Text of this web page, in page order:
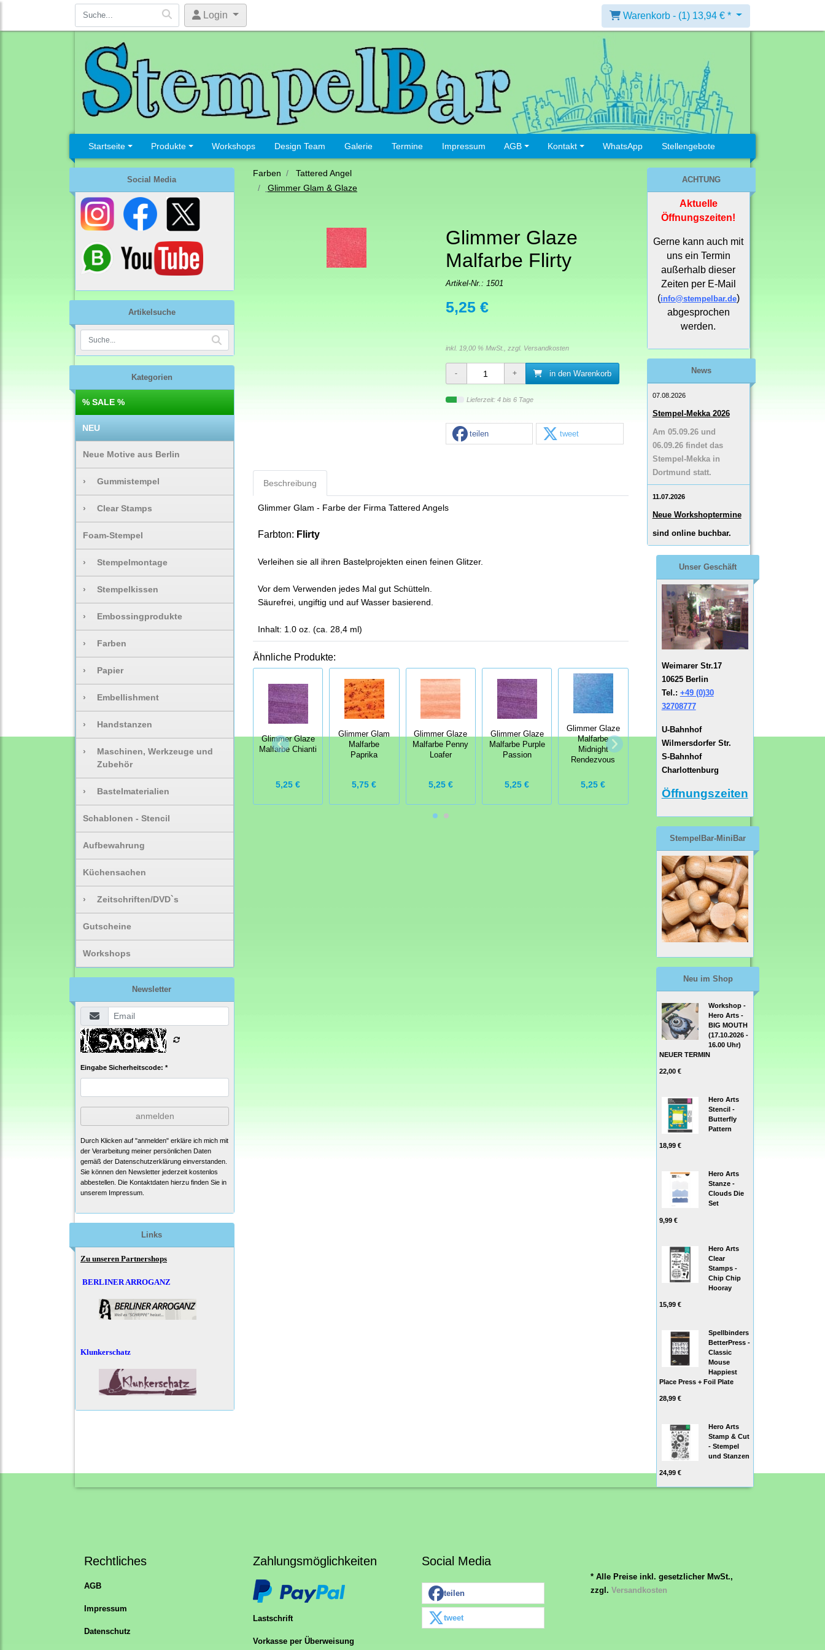
Login Warenkorb - (1) 13,94 € *
Startseite Produkte Workshops Design Team Galerie Termine Impressum AGB Kontakt WhatsApp Stellengebote
Social Media
Artikelsuche
Kategorien
% SALE %
NEU
Neue Motive aus Berlin
› Gummistempel
› Clear Stamps
Foam-Stempel
› Stempelmontage
› Stempelkissen
› Embossingprodukte
› Farben
› Papier
› Embellishment
› Handstanzen
›
Maschinen, Werkzeuge und
Zubehör
› Bastelmaterialien
Schablonen - Stencil
Aufbewahrung
Küchensachen
› Zeitschriften/DVD`s
Gutscheine
Workshops
Newsletter
Eingabe Sicherheitscode: *
anmelden
Durch Klicken auf "anmelden" erkläre ich mich mit
der Verarbeitung meiner persönlichen Daten
gemäß der Datenschutzerklärung einverstanden.
Sie können den Newsletter jederzeit kostenlos
abbestellen. Die Kontaktdaten hierzu finden Sie in
unserem Impressum.
Links
Zu unseren Partnershops
BERLINER ARROGANZ
Klunkerschatz
Farben
Tattered Angel
Glimmer Glam & Glaze
Glimmer Glaze
Malfarbe Flirty
Artikel-Nr.: 1501
5,25 €
inkl. 19,00 % MwSt., zzgl. Versandkosten
in den Warenkorb
Lieferzeit: 4 bis 6 Tage
teilen tweet
Beschreibung
Glimmer Glam - Farbe der Firma Tattered Angels
Farbton: Flirty
Verleihen sie all ihren Bastelprojekten einen feinen Glitzer.
Vor dem Verwenden jedes Mal gut Schütteln.
Säurefrei, ungiftig und auf Wasser basierend.
Inhalt: 1.0 oz. (ca. 28,4 ml)
Ähnliche Produkte:
Glimmer Glaze
Malfarbe Chianti
5,25 €
Glimmer Glam
Malfarbe
Paprika
5,75 €
Glimmer Glaze
Malfarbe Penny
Loafer
5,25 €
Glimmer Glaze
Malfarbe Purple
Passion
5,25 €
Glimmer Glaze
Malfarbe
Midnight
Rendezvous
5,25 €
Glimmer Glaze
Malfarbe Pink
ACHTUNG
Aktuelle
Öffnungszeiten!
Gerne kann auch mit
uns ein Termin
außerhalb dieser
Zeiten per E-Mail
(info@stempelbar.de)
abgesprochen
werden.
News
07.08.2026
Stempel-Mekka 2026
Am 05.09.26 und
06.09.26 findet das
Stempel-Mekka in
Dortmund statt.
11.07.2026
Neue Workshoptermine
sind online buchbar.
Unser Geschäft
Weimarer Str.17
10625 Berlin
Tel.: +49 (0)30
32708777
U-Bahnhof
Wilmersdorfer Str.
S-Bahnhof
Charlottenburg
Öffnungszeiten
StempelBar-MiniBar
Neu im Shop
Workshop -
Hero Arts -
BIG MOUTH
(17.10.2026 -
16.00 Uhr)
NEUER TERMIN
22,00 €
Hero Arts
Stencil -
Butterfly
Pattern
18,99 €
Hero Arts
Stanze -
Clouds Die
Set
9,99 €
Hero Arts
Clear
Stamps -
Chip Chip
Hooray
15,99 €
Spellbinders
BetterPress -
Classic
Mouse
Happiest
Place Press + Foil Plate
28,99 €
Hero Arts
Stamp & Cut
- Stempel
und Stanzen
24,99 €
Rechtliches
AGB
Impressum
Datenschutz
Zahlungsmöglichkeiten
Lastschrift
Vorkasse per Überweisung
Social Media
teilen
tweet
* Alle Preise inkl. gesetzlicher MwSt.,
zzgl. Versandkosten